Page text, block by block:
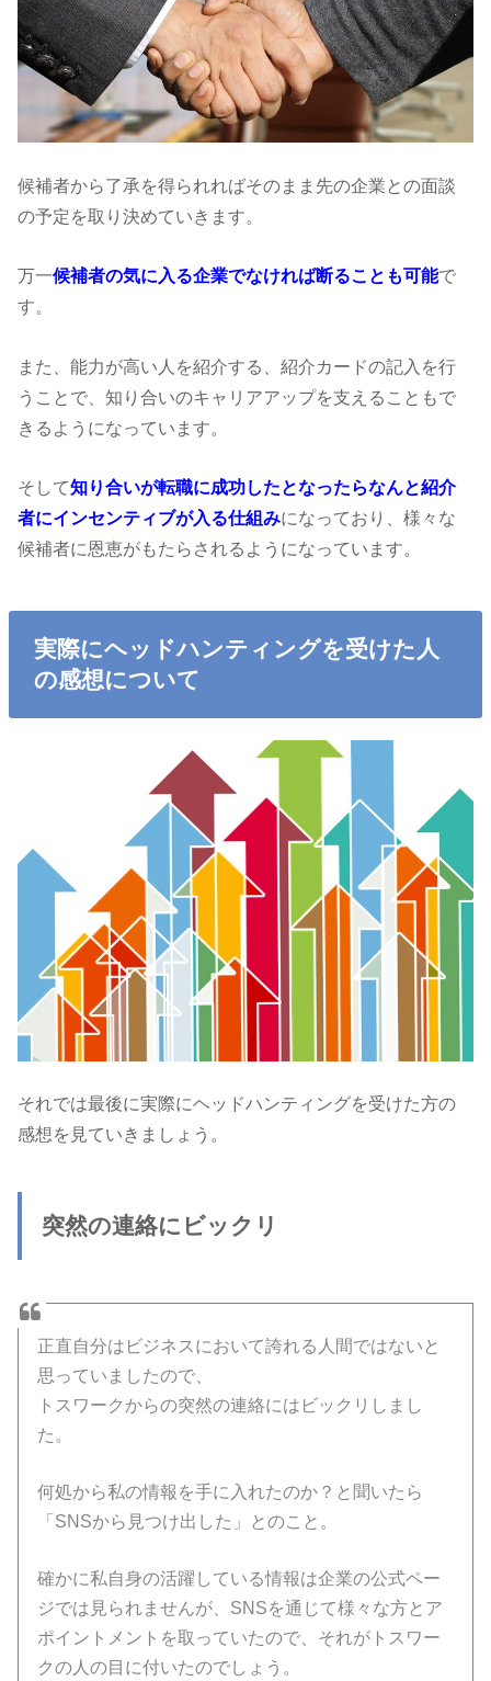
候補者から了承を得られればそのまま先の企業との面談
の予定を取り決めていきます。
万一候補者の気に入る企業でなければ断ることも可能で
す。
また、能力が高い人を紹介する、紹介カードの記入を行
うことで、知り合いのキャリアアップを支えることもで
きるようになっています。
そして知り合いが転職に成功したとなったらなんと紹介
者にインセンティブが入る仕組みになっており、様々な
候補者に恩恵がもたらされるようになっています。
実際にヘッドハンティングを受けた人
の感想について
それでは最後に実際にヘッドハンティングを受けた方の
感想を見ていきましょう。
突然の連絡にビックリ
正直自分はビジネスにおいて誇れる人間ではないと
思っていましたので、
トスワークからの突然の連絡にはビックリしまし
た。
何処から私の情報を手に入れたのか？と聞いたら
「SNSから見つけ出した」とのこと。
確かに私自身の活躍している情報は企業の公式ペー
ジでは見られませんが、SNSを通じて様々な方とア
ポイントメントを取っていたので、それがトスワー
クの人の目に付いたのでしょう。